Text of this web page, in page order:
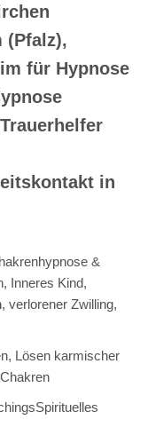
(Pfalz),
für Hypnose
in
&
Inneres Kind,
verlorener Zwilling,
Lösen karmischer